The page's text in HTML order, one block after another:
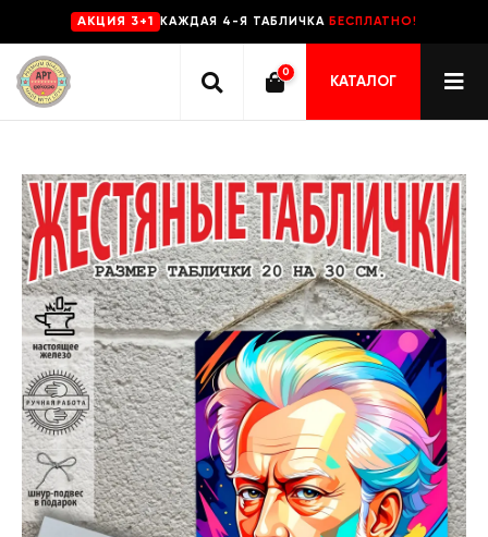
AKЦИЯ 3+1 КАЖДАЯ 4-Я ТАБЛИЧКА БЕСПЛАТНО!
0
КАТАЛОГ